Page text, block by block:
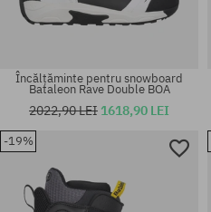
Mărimi existente:
Încălțăminte pentru snowboard
Bataleon Rave Double BOA
2022,90 LEI 1618,90 LEI
-19%